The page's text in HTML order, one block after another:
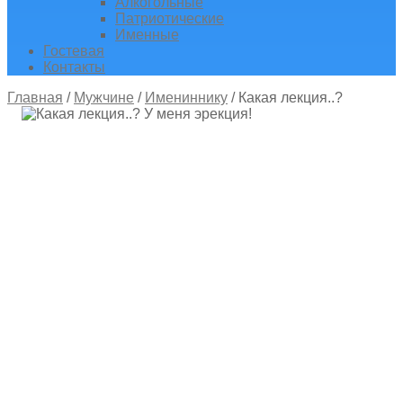
Патриотические
Именные
Гостевая
Контакты
Главная / Мужчине / Имениннику / Какая лекция..?